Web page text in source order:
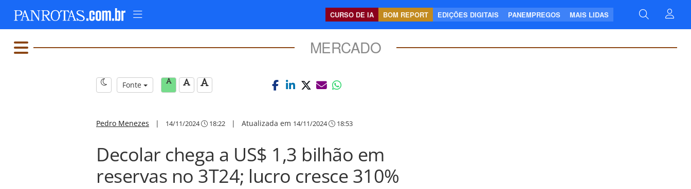
CURSO DE IA BOM REPORT EDIÇÕES DIGITAIS PANEMPREGOS MAIS LIDAS
MERCADO
Fonte
Pedro Menezes | 14/11/2024 18:22 | Atualizada em 14/11/2024 18:53
Decolar chega a US$ 1,3 bilhão em
reservas no 3T24; lucro cresce 310%